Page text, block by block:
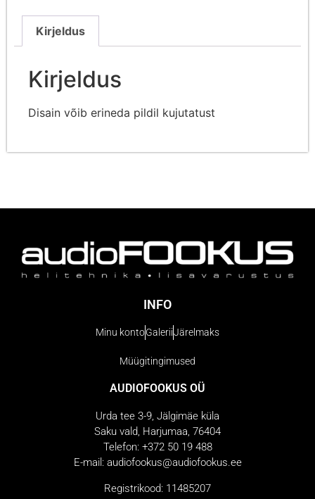
Kirjeldus
Kirjeldus
Disain võib erineda pildil kujutatust
INFO
Minu kontoGaleriiJärelmaks
Müügitingimused
AUDIOFOOKUS OÜ
Urda tee 3-9, Jälgimäe küla
Saku vald, Harjumaa, 76404
Telefon: +372 50 19 488
E-mail: audiofookus@audiofookus.ee
Registrikood: 11485207